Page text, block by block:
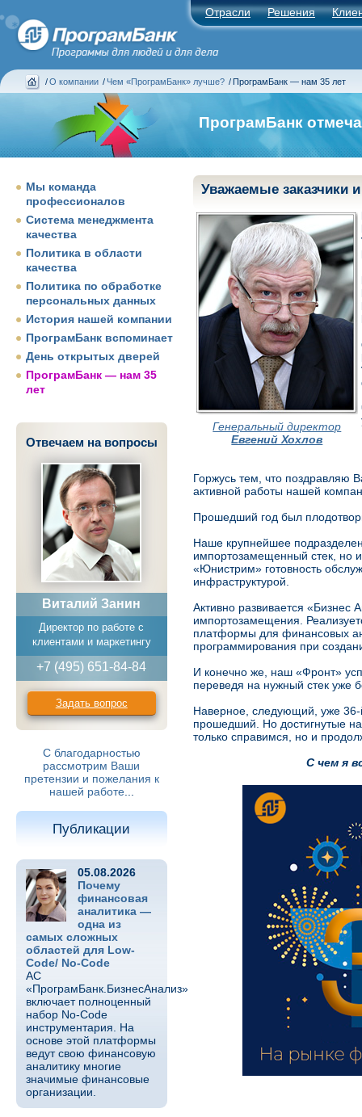
Отрасли Решения
/ О компании / Чем «ПрограмБанк» лучше? / ПрограмБанк — нам 35 лет
ПрограмБанк
Мы команда
профессионалов
Система менеджмента
качества
Политика в области
качества
Политика по обработке
персональных данных
История нашей компании
ПрограмБанк вспоминает
День открытых дверей
ПрограмБанк — нам 35
лет
Отвечаем на вопросы
Виталий Занин
Директор по работе с
клиентами и маркетингу
+7 (495) 651-84-84
Задать вопрос
С благодарностью
рассмотрим Ваши
претензии и пожелания к
нашей работе...
Публикации
05.08.2026
Почему
финансовая
аналитика —
одна из
самых сложных
областей для Low-
Code/ No-Code
АС
«ПрограмБанк.БизнесАнализ»
включает полноценный
набор No-Code
инструментария. На
основе этой платформы
ведут свою финансовую
аналитику многие
значимые финансовые
организации.
Уважаемые заказчики
Генеральный директор
Евгений Хохлов
Горжусь тем, что поздравляю
активной работы нашей
Прошедший год был
Наше крупнейшее
импортозамещенный стек, но
«Юнистрим» готовность
инфраструктурой.
Активно развивается «Бизнес
импортозамещения.
платформы для финансовых
программирования при
И конечно же, наш «Фронт»
переведя на нужный стек уже
Наверное, следующий, уже
прошедший. Но достигнутые
только справимся, но и
С чем я